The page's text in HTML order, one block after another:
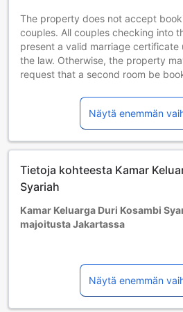
The property does not accept
couples. All couples checking into
present a valid marriage certificate
the law. Otherwise, the property
request that a second room be
Sylilapset 0–2 vuotta [sisältyy]
Lapsi voi majoittua ilman
tarvita. Huom. Lasten matkasänky
varaustilanteen salliessa, ja siitä
Lapset 3–12 vuotta [sisältyy]
Lapsi majoittuu ilmaiseksi, jos
veloittaa erikseen.
Yli 13-vuotiaat vieraat katsotaan
Lisävuoteiden saatavuus riippuu
Kun varaat enemmän kuin 5
ehdot saattavat päteä.
Näytä enemmän
Tietoja kohteesta Kamar
Syariah
Kamar Keluarga Duri Kosambi
majoitusta Jakartassa
tähden hotelli, joka sijaitsee
Indonesiassa. Hotelli avattiin
viimeisimmät remontit samana
modernin ja mukautuvan
Näytä enemmän